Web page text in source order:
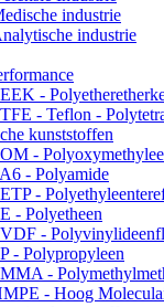
industrie
industrie
-
- Teflon -
kunststoffen
-
- Polyamide
-
- Polyetheen
-
- Polypropyleen
-
- Hoog